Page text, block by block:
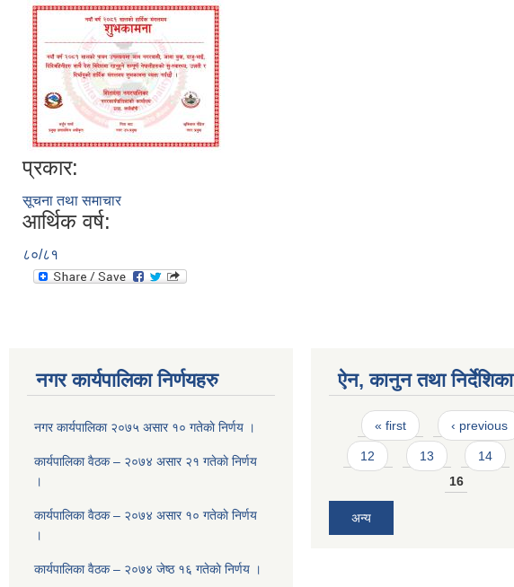
प्रकार:
सूचना तथा समाचार
आर्थिक वर्ष:
८०/८१
नगर कार्यपालिका निर्णयहरु
नगर कार्यपालिका २०७५ असार १० गतेकाे निर्णय ।
कार्यपालिका वैठक – २०७४ असार २१ गतेकाे निर्णय
।
कार्यपालिका वैठक – २०७४ असार १० गतेकाे निर्णय
।
कार्यपालिका वैठक – २०७४ जेष्ठ १६ गतेकाे निर्णय ।
ऐन, कानुन तथा निर्देशिका
Pages
« first ‹ previous
12 13 14
16
अन्य